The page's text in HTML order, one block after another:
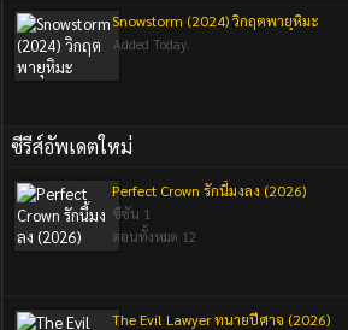
Snowstorm (2024) วิกฤตพายุหิมะ
Added Today.
ซีรีส์อัพเดตใหม่
Perfect Crown รักนี้มงลง (2026)
ซีซัน 1
ตอนทั้งหมด 12
The Evil Lawyer ทนายปีศาจ (2026)